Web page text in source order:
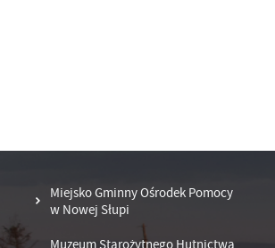
Miejsko Gminny Ośrodek Pomocy
w Nowej Słupi
Muzeum Starożytnego Hutnictwa